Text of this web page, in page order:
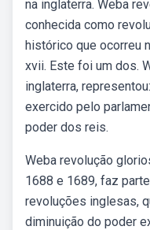
na inglaterra. Weba
conhecida como
histórico que ocorreu
xvii. Este foi um dos.
inglaterra,
exercido pelo
poder dos reis.
Weba revolução
1688 e 1689, faz
revoluções inglesas,
diminuição do poder